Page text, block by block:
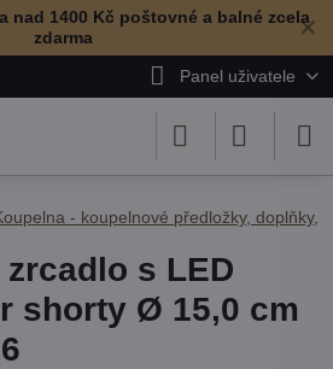
✕
nad 1400 Kč poštovné a balné zcela
zdarma
Panel uživatele
- koupelnové předložky, doplňky,
s LED
shorty Ø 15,0 cm